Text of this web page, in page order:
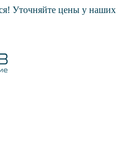
Уточняйте цены у наших